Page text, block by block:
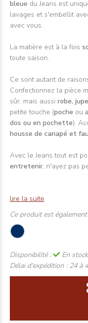
bleue du Jeans est
lavages et s'embellit
avec vous.
La matière est à la fois
toute saison.
Ce sont autant de
Confectionnez la pièce
sûr, mais aussi robe,
petite touche (poche ou
dos ou en pochette).
housse de canapé et
Avec le Jeans tout est
entretenir, n'ayez pas
lire la suite
Ce produit est
Disponibilité :
En stock
Délai d'expédition : 24 à